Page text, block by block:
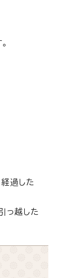
過した
っ越した